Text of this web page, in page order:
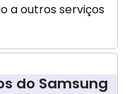
a outros serviços
do Samsung